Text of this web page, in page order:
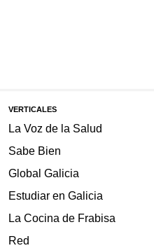
VERTICALES
La Voz de la Salud
Sabe Bien
Global Galicia
Estudiar en Galicia
La Cocina de Frabisa
Red